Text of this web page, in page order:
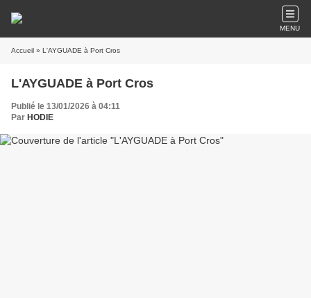
MENU
Accueil » L'AYGUADE à Port Cros
L'AYGUADE à Port Cros
Publié le 13/01/2026 à 04:11
Par HODIE